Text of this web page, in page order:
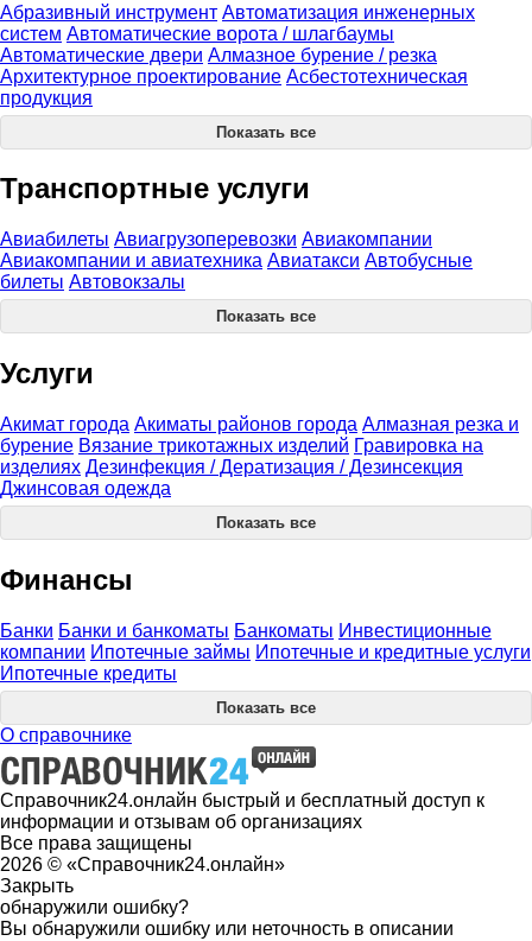
Абразивный инструмент Автоматизация инженерных
систем Автоматические ворота / шлагбаумы
Автоматические двери Алмазное бурение / резка
Архитектурное проектирование Асбестотехническая
продукция
Показать все
Транспортные услуги
Авиабилеты Авиагрузоперевозки Авиакомпании
Авиакомпании и авиатехника Авиатакси Автобусные
билеты Автовокзалы
Показать все
Услуги
Акимат города Акиматы районов города Алмазная резка и
бурение Вязание трикотажных изделий Гравировка на
изделиях Дезинфекция / Дератизация / Дезинсекция
Джинсовая одежда
Показать все
Финансы
Банки Банки и банкоматы Банкоматы Инвестиционные
компании Ипотечные займы Ипотечные и кредитные услуги
Ипотечные кредиты
Показать все
О справочнике
Справочник24.онлайн быстрый и бесплатный доступ к
информации и отзывам об организациях
Все права защищены
2026 © «Справочник24.онлайн»
Закрыть
обнаружили ошибку?
Вы обнаружили ошибку или неточность в описании